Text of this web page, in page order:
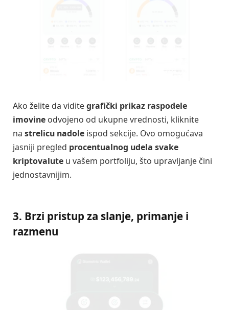
Ako želite da viditegrafički prikaz raspodele
imovine odvojeno od ukupne vrednosti, kliknite
na strelicu nadole ispod sekcije. Ovo omogućava
jasniji pregled procentualnog udela svake
kriptovalute u vašem portfoliju, što upravljanje čini
jednostavnijim.
3. Brzi pristup za slanje, primanje i
razmenu